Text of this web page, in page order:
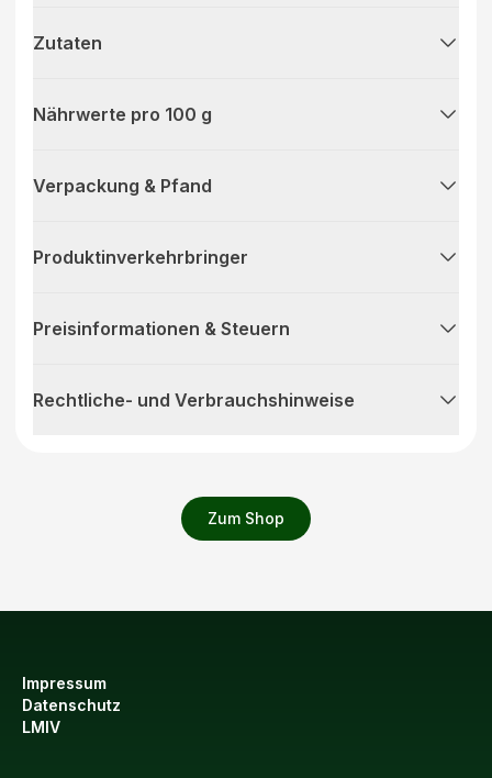
Zum Shop
Zutaten
Nährwerte pro 100 g
Verpackung & Pfand
Produktinverkehrbringer
Preisinformationen & Steuern
Rechtliche- und Verbrauchshinweise
Impressum
Datenschutz
LMIV